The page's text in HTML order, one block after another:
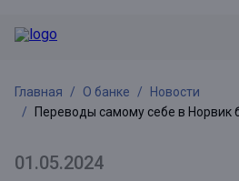
Главная О банке
Новости
Переводы самому себе в Норвик
01.05.2024